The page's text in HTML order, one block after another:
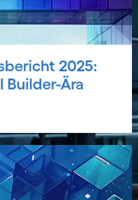
2025:
Builder-Ära